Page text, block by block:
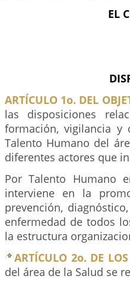
EL
ARTÍCULO 1o. DEL
las disposiciones
formación, vigilancia y
Talento Humano del
diferentes actores que
Por Talento Humano
interviene en la
prevención,
enfermedad de todos
la estructura
ARTÍCULO 2o. DE
del área de la Salud se